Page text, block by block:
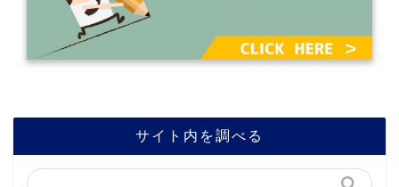
サイト内を調べる